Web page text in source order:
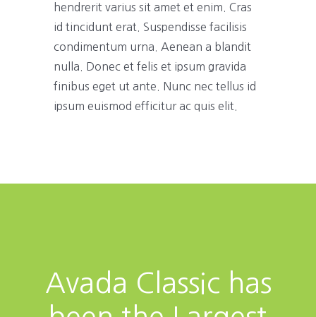
hendrerit varius sit amet et enim. Cras
id tincidunt erat. Suspendisse facilisis
condimentum urna. Aenean a blandit
nulla. Donec et felis et ipsum gravida
finibus eget ut ante. Nunc nec tellus id
ipsum euismod efficitur ac quis elit.
Avada Classic has